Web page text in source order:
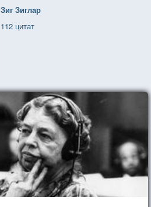
Зиг Зиглар
112 цитат